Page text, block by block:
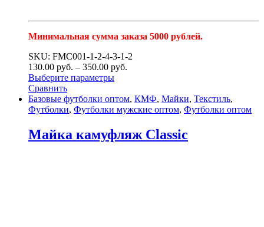
Минимальная сумма заказа 5000 рублей.
SKU: FMC001-1-2-4-3-1-2
130.00 руб. – 350.00 руб.
Выберите параметры
Сравнить
Базовые футболки оптом, КМФ, Майки, Текстиль,
Футболки, Футболки мужские оптом, Футболки оптом
Майка камуфляж Classic